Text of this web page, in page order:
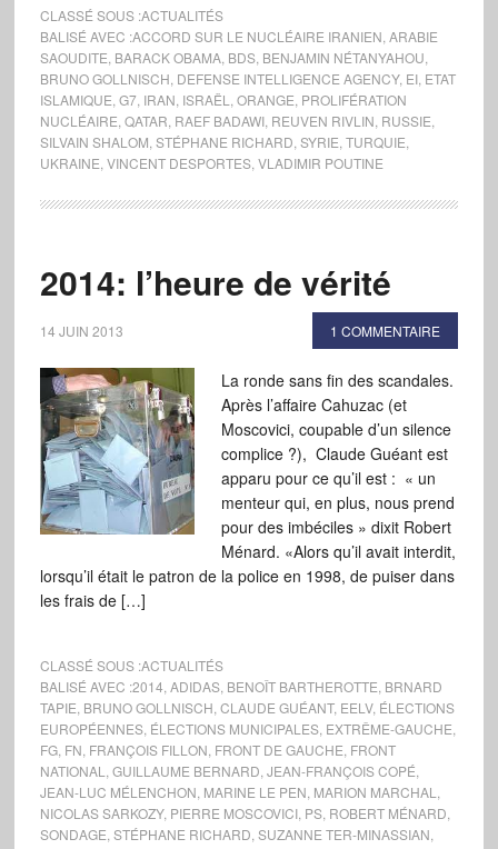
CLASSÉ SOUS :ACTUALITÉS
BALISÉ AVEC :ACCORD SUR LE NUCLÉAIRE IRANIEN ARABIE
SAOUDITE BARACK OBAMA, BDS, BENJAMIN NÉTANYAHOU
BRUNO GOLLNISCH DEFENSE INTELLIGENCE AGENCY, EI, ETAT
ISLAMIQUE G7, IRAN ISRAËL ORANGE PROLIFÉRATION
NUCLÉAIRE QATAR RAEF BADAWI, REUVEN RIVLIN RUSSIE
SILVAIN SHALOM STÉPHANE RICHARD SYRIE TURQUIE
UKRAINE VINCENT DESPORTES, VLADIMIR POUTINE
2014: l’heure de vérité
14 JUIN 2013 1 COMMENTAIRE
La ronde sans fin des scandales.
Après l’affaire Cahuzac (et
Moscovici, coupable d’un silence
complice ?), Claude Guéant est
apparu pour ce qu’il est : « un
menteur qui, en plus, nous prend
pour des imbéciles » dixit Robert
Ménard. «Alors qu’il avait interdit,
lorsqu’il était le patron de la police en 1998, de puiser dans
les frais de […]
CLASSÉ SOUS :ACTUALITÉS
BALISÉ AVEC :2014 ADIDAS, BENOÎT BARTHEROTTE BRNARD
TAPIE BRUNO GOLLNISCH CLAUDE GUÉANT, EELV, ÉLECTIONS
EUROPÉENNES, ÉLECTIONS MUNICIPALES, EXTRÊME-GAUCHE
FG, FN FRANÇOIS FILLON FRONT DE GAUCHE FRONT
NATIONAL
GUILLAUME BERNARD JEAN-FRANÇOIS COPÉ
JEAN-LUC MÉLENCHON MARINE LE PEN MARION MARCHAL
NICOLAS SARKOZY, PIERRE MOSCOVICI, PS, ROBERT MÉNARD
SONDAGE STÉPHANE RICHARD SUZANNE TER-MINASSIAN